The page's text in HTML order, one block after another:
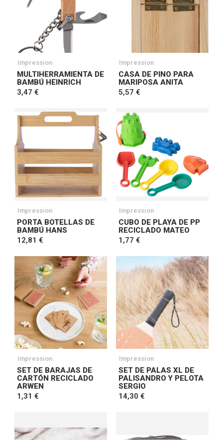
Impression
MULTIHERRAMIENTA DE
BAMBÚ HEINRICH
3,47 €
Impression
CASA DE PINO PARA
MARIPOSA ANITA
5,57 €
Impression
PORTA BOTELLAS DE
BAMBÚ HANS
12,81 €
Impression
CUBO DE PLAYA DE PP
RECICLADO MATEO
1,77 €
Impression
SET DE BARAJAS DE
CARTÓN RECICLADO
ARWEN
1,31 €
Impression
SET DE PALAS XL DE
PALISANDRO Y PELOTA
SERGIO
14,30 €